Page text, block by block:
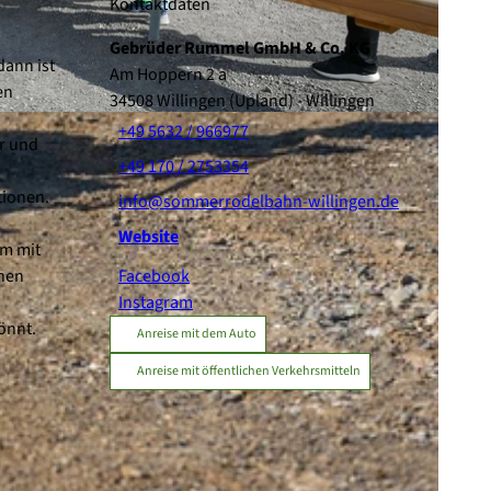
ist
und
mit
Gebrüder Rummel GmbH & Co. KG
Am Hoppern 2 a
34508Willingen (Upland)- Willingen
+49 5632 / 966977
+49 170 / 2753354
info@sommerrodelbahn-willingen.de
Website
Facebook
Instagram
Anreise mit dem Auto
Anreise mit öffentlichen Verkehrsmitteln